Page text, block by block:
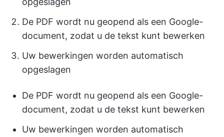
De PDF wordt nu geopend als een Google-
document, zodat u de tekst kunt bewerken
Uw bewerkingen worden automatisch
opgeslagen
De PDF wordt nu geopend als een Google-
document, zodat u de tekst kunt bewerken
Uw bewerkingen worden automatisch